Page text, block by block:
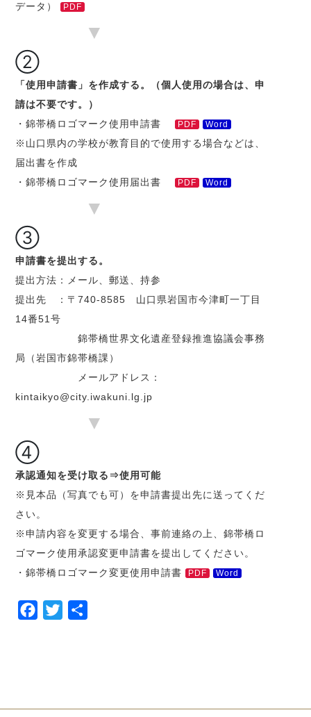
データ）
PDF
▼
②
「使用申請書」を作成する。（個人使用の場合は、申
請は不要です。）
・錦帯橋ロゴマーク使用申請書
PDF Word
※山口県内の学校が教育目的で使用する場合などは、
届出書を作成
・錦帯橋ロゴマーク使用届出書
PDF Word
▼
③
申請書を提出する。
提出方法：メール、郵送、持参
提出先 ：〒740-8585 山口県岩国市今津町一丁目
14番51号
錦帯橋世界文化遺産登録推進協議会事務
局（岩国市錦帯橋課）
メールアドレス：
kintaikyo@city.iwakuni.lg.jp
▼
④
承認通知を受け取る⇒使用可能
※見本品（写真でも可）を申請書提出先に送ってくだ
さい。
※申請内容を変更する場合、事前連絡の上、錦帯橋ロ
ゴマーク使用承認変更申請書を提出してください。
・錦帯橋ロゴマーク変更使用申請書
PDF Word
Facebook
Twitter